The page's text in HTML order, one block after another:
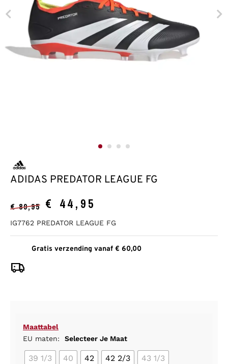
ADIDAS PREDATOR LEAGUE FG
€ 44,95
€89,95
IG7762 PREDATOR LEAGUE FG
Gratis verzending vanaf € 60,00
Maattabel
EU maten:
Selecteer Je Maat
39 1/3 40 42 42 2/3
43 1/3